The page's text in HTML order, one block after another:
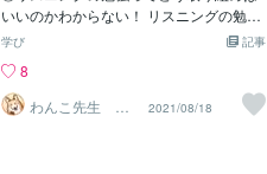
です。自己紹介で国籍を述べるときは、
少し意識してみてくださいね。
いいのかわからない！ リスニングの勉強
はしているけど、 ②効果が出ているのか
い！ そういったあなたは『リスニングが
なぜできないのか？』 を理解し、次の記
事でお話しする勉強法に取り組めば 『間
記事
学び
8
わんこ先生 現
役高校英語教師
2021/08/18